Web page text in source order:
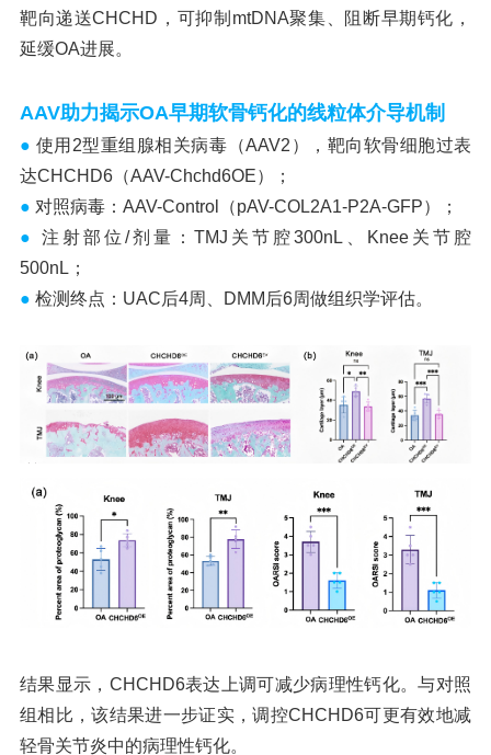
靶向递送CHCHD，可抑制mtDNA聚集、阻断早期钙化，
延缓OA进展。
AAV助力揭示OA早期软骨钙化的线粒体介导机制
● 使用2型重组腺相关病毒（AAV2），靶向软骨细胞过表
达CHCHD6（AAV-Chchd6OE）；
● 对照病毒：AAV-Control（pAV-COL2A1-P2A-GFP）；
● 注射部位/剂量：TMJ关节腔300nL、Knee关节腔
500nL；
● 检测终点：UAC后4周、DMM后6周做组织学评估。
结果显示，CHCHD6表达上调可减少病理性钙化。与对照
组相比，该结果进一步证实，调控CHCHD6可更有效地减
轻骨关节炎中的病理性钙化。